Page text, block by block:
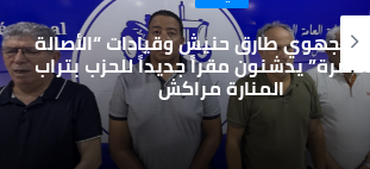
و
ي
ب
بعد تداول فيديو يوثق العملية..
يطيح بقاصر مشتبه في تورطه
مسلحة..